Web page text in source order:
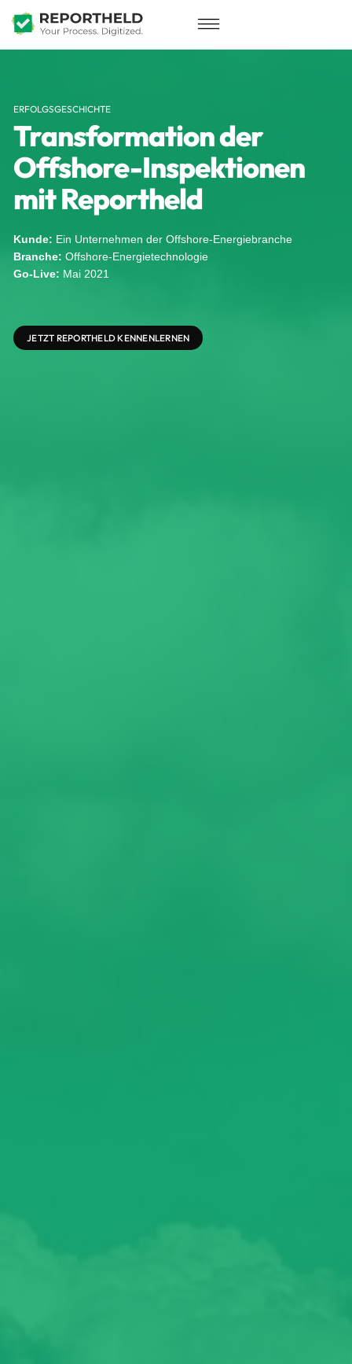
ERFOLGSGESCHICHTE
Transformation der
Offshore-Inspektionen
mit Reportheld
Kunde: Ein Unternehmen der Offshore-Energiebranche
Branche: Offshore-Energietechnologie
Go-Live: Mai 2021
JETZT REPORTHELD KENNENLERNEN